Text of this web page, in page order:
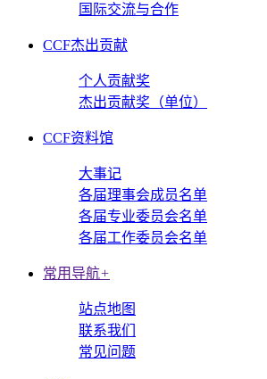
国际交流与合作
CCF杰出贡献
个人贡献奖
杰出贡献奖（单位）
CCF资料馆
大事记
各届理事会成员名单
各届专业委员会名单
各届工作委员会名单
常用导航+
站点地图
联系我们
常见问题